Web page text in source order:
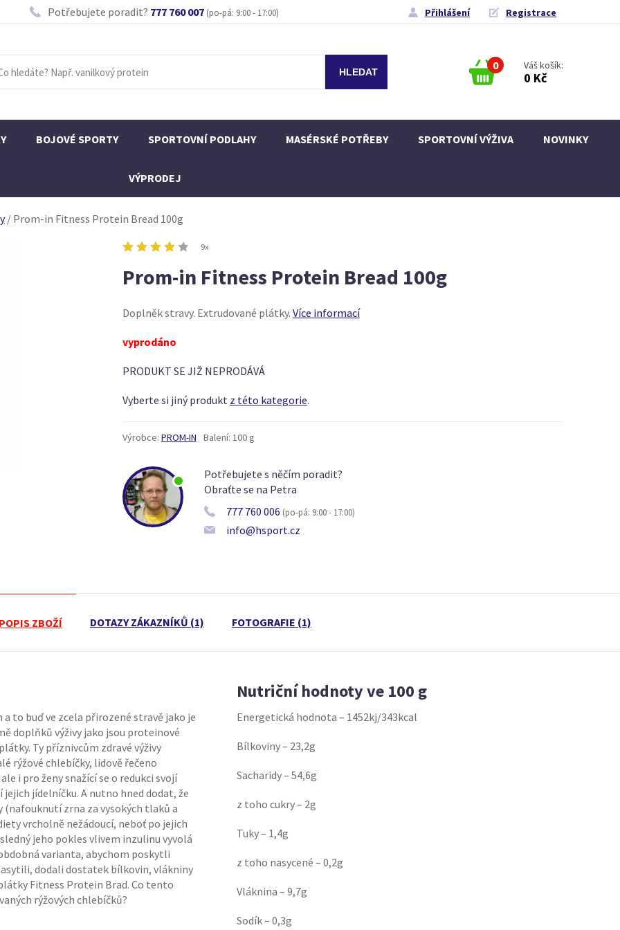
Potřebujete poradit? 777 760 007 (po-pá: 9:00 - 17:00) Přihlášení Registrace
0 Váš košík:
0 Kč
BOJOVÉ SPORTY SPORTOVNÍ PODLAHY MASÉRSKÉ POTŘEBY SPORTOVNÍ VÝŽIVA NOVINKY
VÝPRODEJ
/ Prom-in Fitness Protein Bread 100g
9x
Prom-in Fitness Protein Bread 100g
Doplněk stravy. Extrudované plátky. Více informací
vyprodáno
PRODUKT SE JIŽ NEPRODÁVÁ
Vyberte si jiný produkt z této kategorie.
Výrobce: PROM-IN Balení: 100 g
Potřebujete s něčím poradit?
Obraťte se na Petra
777 760 006 (po-pá: 9:00 - 17:00)
info@hsport.cz
ZBOŽÍ DOTAZY ZÁKAZNÍKŮ (1) FOTOGRAFIE (1)
buď ve zcela přirozené stravě jako je
doplňků výživy jako jsou proteinové
Ty příznivcům zdravé výživy
rýžové chlebíčky, lidově řečeno
i pro ženy snažící se o redukci svojí
jídelníčku. A nutno hned dodat, že
(nafouknutí zrna za vysokých tlaků a
vrcholně nežádoucí, neboť po jejich
jeho pokles vlivem inzulinu vyvolá
varianta, abychom poskytli
dodali dostatek bílkovin, vlákniny
Fitness Protein Brad. Co tento
rýžových chlebíčků?
Nutriční hodnoty ve 100 g
Energetická hodnota – 1452kj/343kcal
Bílkoviny – 23,2g
Sacharidy – 54,6g
z toho cukry – 2g
Tuky – 1,4g
z toho nasycené – 0,2g
Vláknina – 9,7g
Sodík – 0,3g